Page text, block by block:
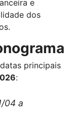
e
dos
principais
:
04 a